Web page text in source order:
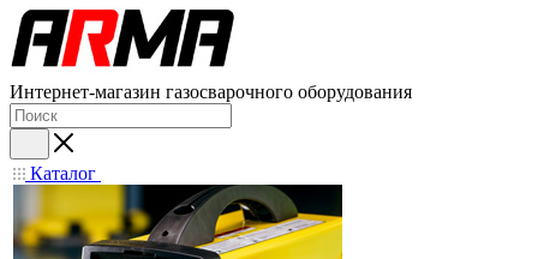
Интернет-магазин газосварочного оборудования
Каталог